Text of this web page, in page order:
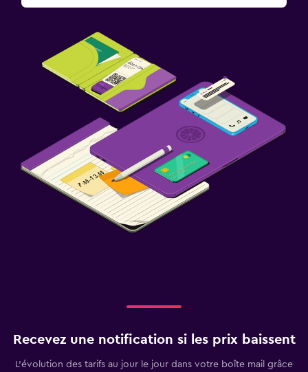
Recevez une notification si les prix baissent
L’évolution des tarifs au jour le jour dans votre boîte mail grâce